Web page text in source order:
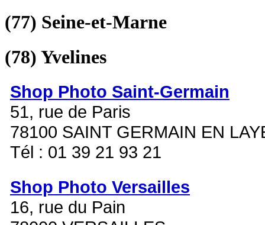
(77) Seine-et-Marne
(78) Yvelines
Shop Photo Saint-Germain
51, rue de Paris
78100 SAINT GERMAIN EN
Tél : 01 39 21 93 21
Shop Photo Versailles
16, rue du Pain